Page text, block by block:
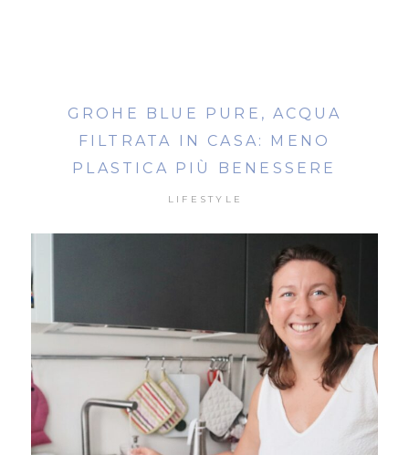
GROHE BLUE PURE, ACQUA
FILTRATA IN CASA: MENO
PLASTICA PIÙ BENESSERE
LIFESTYLE